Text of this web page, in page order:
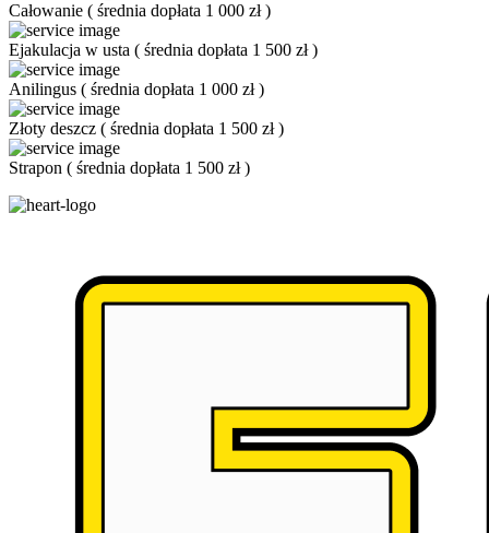
Całowanie ( średnia dopłata 1 000 zł)
Ejakulacja w usta ( średnia dopłata 1 500 zł)
Anilingus ( średnia dopłata 1 000 zł)
Złoty deszcz ( średnia dopłata 1 500 zł)
Strapon ( średnia dopłata 1 500 zł)